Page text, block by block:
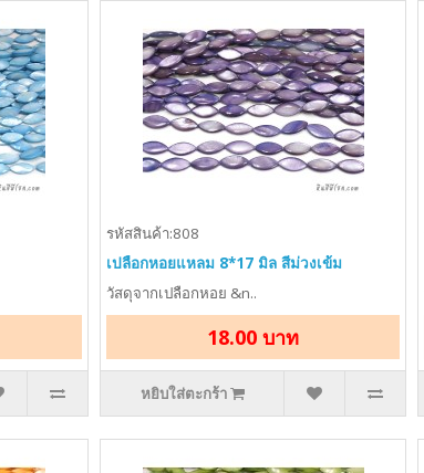
รหัสสินค้า:808
เปลือกหอยแหลม 8*17 มิล สีม่วงเข้ม
วัสดุจากเปลือกหอย &n..
18.00 บาท
หยิบใส่ตะกร้า